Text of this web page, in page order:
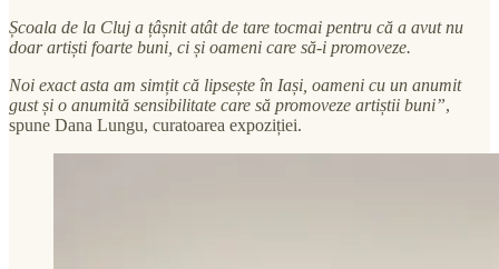
Școala de la Cluj a țâșnit atât de tare tocmai pentru că a avut nu
doar artiști foarte buni, ci și oameni care să-i promoveze.
Noi exact asta am simțit că lipsește în Iași, oameni cu un anumit
gust și o anumită sensibilitate care să promoveze artiștii buni”,
spune Dana Lungu, curatoarea expoziției.